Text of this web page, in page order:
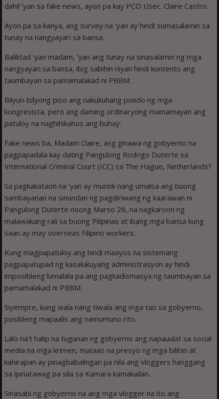
dahil ‘yan sa fake news, ayon pa kay PCO Usec. Claire Castro.
Ayon pa sa kanya, ang survey na ‘yan ay hindi sumasalamin sa
tunay na nangyayari sa bansa.
Baliktad ‘yan madam, ‘yan ang tunay na sinasalamin ng mga
nangyayari sa bansa, ibig sabihin niyan hindi kuntento ang
taumbayan sa pamamalakad ni PBBM.
Bilyun-bilyong piso ang nakukuhang pondo ng mga
kongresista, pero ang daming ordinaryong mamamayan ang
patuloy na naghihikahos ang buhay.
Fake news ba, Madam Claire, ang ginawa ng gobyerno na
pagpapadala kay dating Pangulong Rodrigo Duterte sa
International Criminal Court (ICC) sa The Hague, Netherlands?
Sa pagkakataon na ‘yan ay muntik nang umalsa ang buong
sambayanan na sinundan ng pagdiriwang ng kaarawan ni
Pangulong Duterte noong Marso 28, na nagkaroon ng
malawakang rali sa buong Pilipinas at ibang mga bansa kung
saan ay may overseas Filipino workers.
Kung magpapatuloy ang hindi maayos na sistemang
pagpapatupad ng kasalukuyang administrasyon ay hindi
imposibleng lumalala pa ang pagkadismasya ng taumbayan sa
pamamalakad ni PBBM.
Siyempre, kung wala nang tiwala ang mga tao sa gobyerno,
posibleng mapaalis ang namumuno rito.
Lalo na’t halip na tugunan ng gobyerno ang napauulat sa social
media na mga krimen, mataas na presyo ng mga bilihin at
kahirapan ay pinagbabalingan pa nila ang vloggers hanggang
sa ipinatawag pa sila sa Kamara kamakailan.
Sinasabi ng gobyerno na ang mga vlogger na ito ang